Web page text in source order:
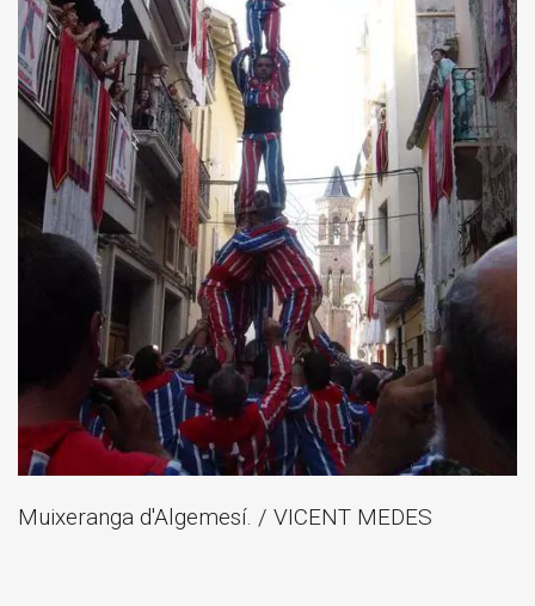
Muixeranga d'Algemesí. / VICENT MEDES